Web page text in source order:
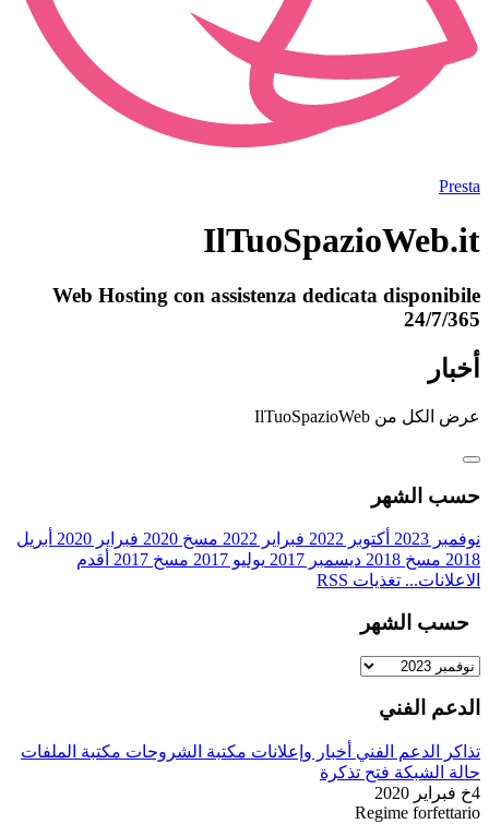
Presta
IlTuoSpazioWeb.it
Web Hosting con assistenza dedicata disponibile
24/7/365
أخبار
عرض الكل من IlTuoSpazioWeb
حسب الشهر
نوفمبر 2023 أكتوبر 2022 فبراير 2022 مسخ 2020 فبراير 2020
أبريل
2018 مسخ 2018 ديسمبر 2017 يوليو 2017 مسخ 2017
أقدم
الاعلانات... تغذيات RSS
حسب الشهر
الدعم الفني
تذاكر الدعم الفني أخبار وإعلانات مكتبة الشروحات مكتبة الملفات
حالة الشبكة فتح تذكرة
4خ فبراير 2020
Regime forfettario